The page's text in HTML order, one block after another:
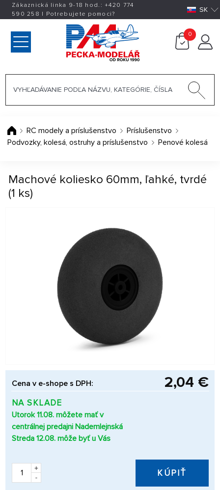
Zákaznická linka 9-18 hod.:+420 774
590 258 | Potrebujete pomoci? SK
0
RC modely a príslušenstvo
Príslušenstvo
Podvozky, kolesá, ostruhy a príslušenstvo
Penové kolesá
Machové koliesko 60mm, ľahké, tvrdé
(1 ks)
Cena v e-shope s DPH: 2,04 €
NA SKLADE
Utorok 11.08. môžete mať v
centrálnej predajni Nademlejnská
Streda 12.08. môže byť u Vás
+
-
KÚPIŤ